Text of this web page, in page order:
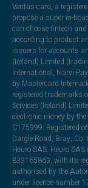
Veritas card, a
propose a super in-
can choose fintech
according to product
issuers for accounts
(Ireland) Limited
International, Narvi
by Mastercard
registered trademarks
Services (Ireland)
electronic money by
C175999. Registered
Dargle Road, Bray,
Heuro SAS. Heuro
833165863, with its
authorised by the
under licence number